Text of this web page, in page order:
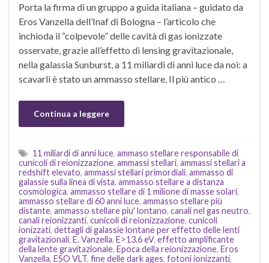
Porta la firma di un gruppo a guida italiana – guidato da
Eros Vanzella dell’Inaf di Bologna – l’articolo che
inchioda il “colpevole” delle cavità di gas ionizzate
osservate, grazie all’effetto di lensing gravitazionale,
nella galassia Sunburst, a 11 miliardi di anni luce da noi: a
scavarli è stato un ammasso stellare. Il più antico …
Continua a leggere
11 miliardi di anni luce, ammaso stellare responsabile di
cunicoli di reionizzazione, ammassi stellari, ammassi stellari a
redshift elevato, ammassi stellari primordiali, ammasso di
galassie sulla linea di vista, ammasso stellare a distanza
cosmologica, ammasso stellare di 1 milione di masse solari,
ammasso stellare di 60 anni luce, ammasso stellare più
distante, ammasso stellare piu' lontano, canali nel gas neutro,
canali reionizzanti, cunicoli di reionizzazione, cunicoli
ionizzati, dettagli di galassie lontane per effetto delle lenti
gravitazionali, E. Vanzella, E>13.6 eV, effetto amplificante
della lente gravitazionale, Epoca della reionizzazione, Eros
Vanzella, ESO VLT, fine delle dark ages, fotoni ionizzanti,